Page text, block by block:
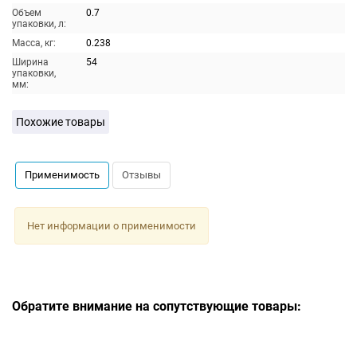
Объем
упаковки, л:
0.7
Масса, кг:
0.238
Ширина
упаковки,
мм:
54
Похожие товары
Применимость Отзывы
Нет информации о применимости
Обратите внимание на сопутствующие товары: